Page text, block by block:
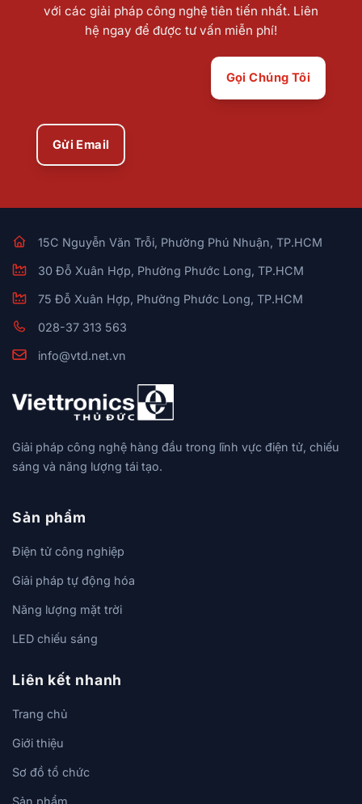
với các giải pháp công nghệ tiên tiến nhất. Liên
hệ ngay để được tư vấn miễn phí!
Gọi Chúng Tôi
Gửi Email
15C Nguyễn Văn Trỗi, Phường Phú Nhuận, TP.HCM
30 Đỗ Xuân Hợp, Phường Phước Long, TP.HCM
75 Đỗ Xuân Hợp, Phường Phước Long, TP.HCM
028-37 313 563
info@vtd.net.vn
Giải pháp công nghệ hàng đầu trong lĩnh vực điện tử, chiếu
sáng và năng lượng tái tạo.
Sản phẩm
Điện tử công nghiệp
Giải pháp tự động hóa
Năng lượng mặt trời
LED chiếu sáng
Liên kết nhanh
Trang chủ
Giới thiệu
Sơ đồ tổ chức
Sản phẩm